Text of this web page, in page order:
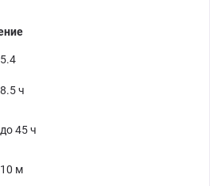
5.4
8.5 ч
до 45 ч
10 м